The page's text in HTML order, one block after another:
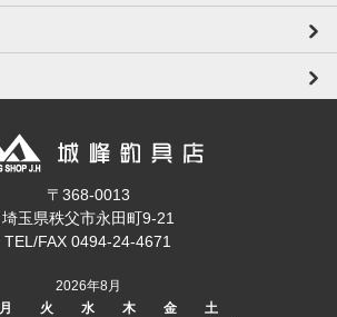
〒368-0013
埼玉県秩父市永田町9-21
TEL/FAX 0494-24-4671
2026年8月
月 火 水 木 金
土